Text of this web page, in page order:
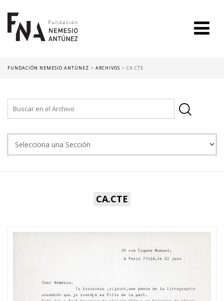
FUNDACIÓN NEMESIO ANTÚNEZ > ARCHIVOS > CA.CTE
CA.CTE